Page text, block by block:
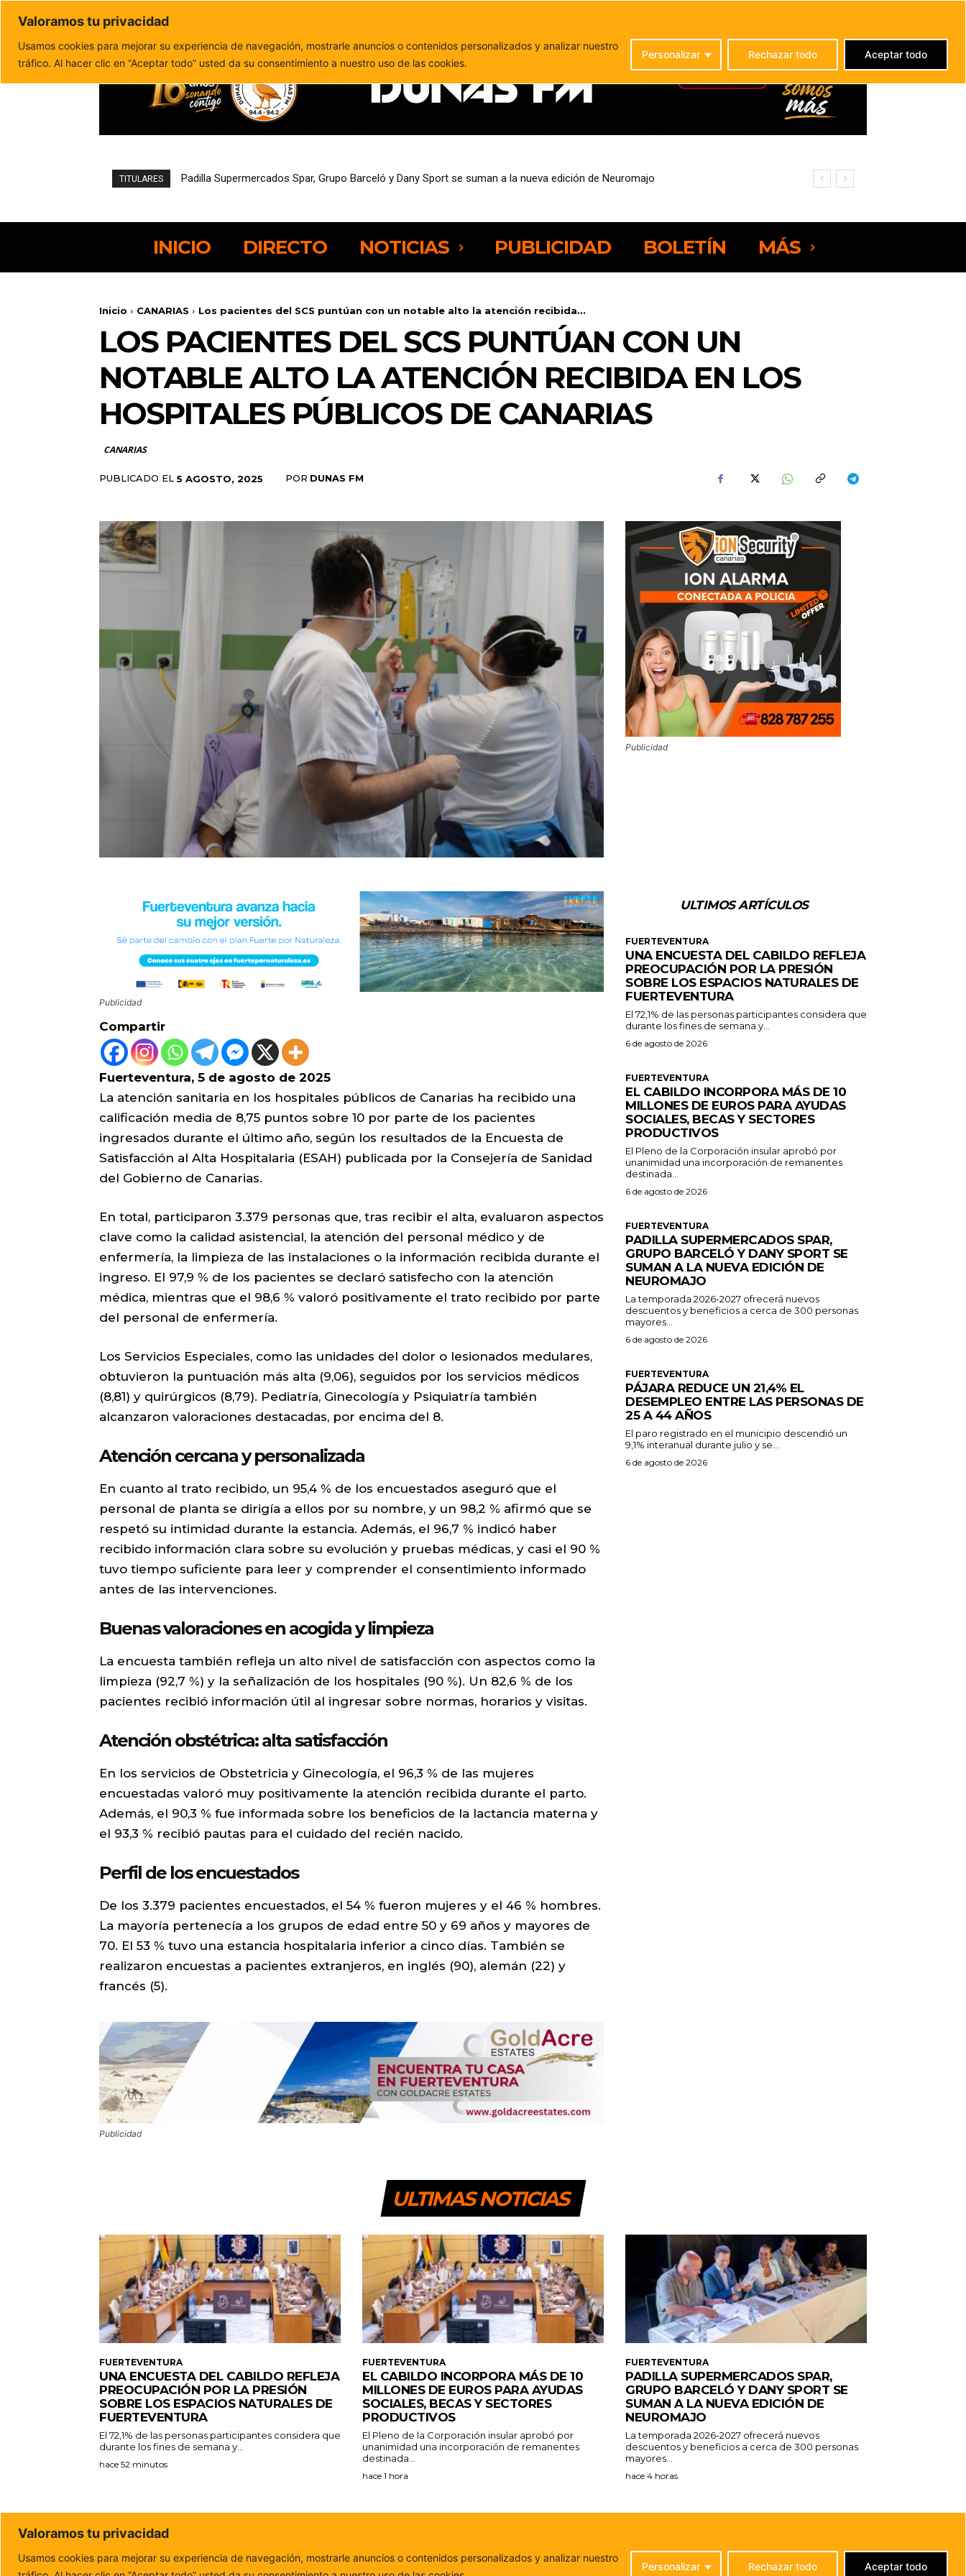
Valoramos tu privacidad
Usamos cookies para mejorar su experiencia de navegación, mostrarle anuncios o contenidos personalizados y analizar nuestro
tráfico. Al hacer clic en “Aceptar todo” usted da su consentimiento a nuestro uso de las cookies.
Personalizar Rechazar todo Aceptar todo
Política de privacidad
TITULARES Pájara reduce un 21,4% el desempleo entre las personas de 25 a 44 años
INICIO DIRECTO NOTICIAS PUBLICIDAD BOLETÍN MÁS
Inicio CANARIAS Los pacientes del SCS puntúan con un notable alto la atención recibida...
LOS PACIENTES DEL SCS PUNTÚAN CON UN
NOTABLE ALTO LA ATENCIÓN RECIBIDA EN LOS
HOSPITALES PÚBLICOS DE CANARIAS
CANARIAS
PUBLICADO EL 5 AGOSTO, 2025 POR DUNAS FM
Publicidad
Publicidad
Compartir
Fuerteventura, 5 de agosto de 2025
La atención sanitaria en los hospitales públicos de Canarias ha recibido una
calificación media de 8,75 puntos sobre 10 por parte de los pacientes
ingresados durante el último año, según los resultados de la Encuesta de
Satisfacción al Alta Hospitalaria (ESAH) publicada por la Consejería de Sanidad
del Gobierno de Canarias.
En total, participaron 3.379 personas que, tras recibir el alta, evaluaron aspectos
clave como la calidad asistencial, la atención del personal médico y de
enfermería, la limpieza de las instalaciones o la información recibida durante el
ingreso. El 97,9 % de los pacientes se declaró satisfecho con la atención
médica, mientras que el 98,6 % valoró positivamente el trato recibido por parte
del personal de enfermería.
Los Servicios Especiales, como las unidades del dolor o lesionados medulares,
obtuvieron la puntuación más alta (9,06), seguidos por los servicios médicos
(8,81) y quirúrgicos (8,79). Pediatría, Ginecología y Psiquiatría también
alcanzaron valoraciones destacadas, por encima del 8.
Atención cercana y personalizada
En cuanto al trato recibido, un 95,4 % de los encuestados aseguró que el
personal de planta se dirigía a ellos por su nombre, y un 98,2 % afirmó que se
respetó su intimidad durante la estancia. Además, el 96,7 % indicó haber
recibido información clara sobre su evolución y pruebas médicas, y casi el 90 %
tuvo tiempo suficiente para leer y comprender el consentimiento informado
antes de las intervenciones.
Buenas valoraciones en acogida y limpieza
La encuesta también refleja un alto nivel de satisfacción con aspectos como la
limpieza (92,7 %) y la señalización de los hospitales (90 %). Un 82,6 % de los
pacientes recibió información útil al ingresar sobre normas, horarios y visitas.
Atención obstétrica: alta satisfacción
En los servicios de Obstetricia y Ginecología, el 96,3 % de las mujeres
encuestadas valoró muy positivamente la atención recibida durante el parto.
Además, el 90,3 % fue informada sobre los beneficios de la lactancia materna y
el 93,3 % recibió pautas para el cuidado del recién nacido.
Perfil de los encuestados
De los 3.379 pacientes encuestados, el 54 % fueron mujeres y el 46 % hombres.
La mayoría pertenecía a los grupos de edad entre 50 y 69 años y mayores de
70. El 53 % tuvo una estancia hospitalaria inferior a cinco días. También se
realizaron encuestas a pacientes extranjeros, en inglés (90), alemán (22) y
francés (5).
Publicidad
ULTIMOS ARTÍCULOS
FUERTEVENTURA
UNA ENCUESTA DEL CABILDO REFLEJA
PREOCUPACIÓN POR LA PRESIÓN
SOBRE LOS ESPACIOS NATURALES DE
FUERTEVENTURA
El 72,1% de las personas participantes considera que
durante los fines de semana y...
6 de agosto de 2026
FUERTEVENTURA
EL CABILDO INCORPORA MÁS DE 10
MILLONES DE EUROS PARA AYUDAS
SOCIALES, BECAS Y SECTORES
PRODUCTIVOS
El Pleno de la Corporación insular aprobó por
unanimidad una incorporación de remanentes
destinada...
6 de agosto de 2026
FUERTEVENTURA
PADILLA SUPERMERCADOS SPAR,
GRUPO BARCELÓ Y DANY SPORT SE
SUMAN A LA NUEVA EDICIÓN DE
NEUROMAJO
La temporada 2026-2027 ofrecerá nuevos
descuentos y beneficios a cerca de 300 personas
mayores...
6 de agosto de 2026
FUERTEVENTURA
PÁJARA REDUCE UN 21,4% EL
DESEMPLEO ENTRE LAS PERSONAS DE
25 A 44 AÑOS
El paro registrado en el municipio descendió un
9,1% interanual durante julio y se...
6 de agosto de 2026
ULTIMAS NOTICIAS
FUERTEVENTURA
UNA ENCUESTA DEL CABILDO REFLEJA
PREOCUPACIÓN POR LA PRESIÓN
SOBRE LOS ESPACIOS NATURALES DE
FUERTEVENTURA
El 72,1% de las personas participantes considera que
durante los fines de semana y...
hace 52 minutos
FUERTEVENTURA
EL CABILDO INCORPORA MÁS DE 10
MILLONES DE EUROS PARA AYUDAS
SOCIALES, BECAS Y SECTORES
PRODUCTIVOS
El Pleno de la Corporación insular aprobó por
unanimidad una incorporación de remanentes
destinada...
hace 1 hora
FUERTEVENTURA
PADILLA SUPERMERCADOS SPAR,
GRUPO BARCELÓ Y DANY SPORT SE
SUMAN A LA NUEVA EDICIÓN DE
NEUROMAJO
La temporada 2026-2027 ofrecerá nuevos
descuentos y beneficios a cerca de 300 personas
mayores...
hace 4 horas